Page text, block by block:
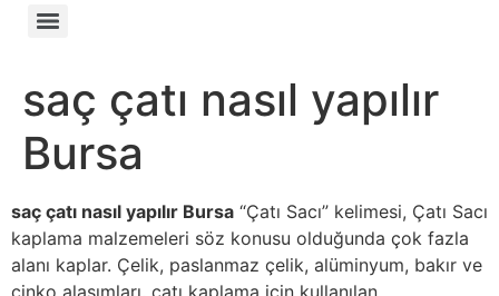
saç çatı nasıl yapılır
Bursa
saç çatı nasıl yapılır Bursa “Çatı Sacı” kelimesi, Çatı Sacı
kaplama malzemeleri söz konusu olduğunda çok fazla
alanı kaplar. Çelik, paslanmaz çelik, alüminyum, bakır ve
çinko alaşımları, çatı kaplama için kullanılan